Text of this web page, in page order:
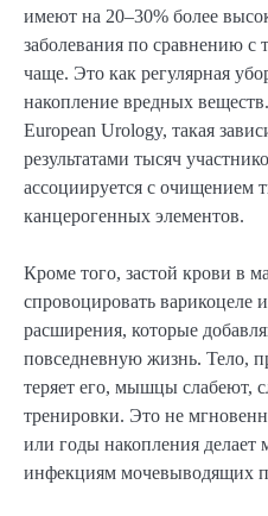
имеют на 20–30% более
заболевания по сравнению с
чаще. Это как регулярная
накопление вредных
European Urology, такая
результатами тысяч
ассоциируется с очищением
канцерогенных элементов.
Кроме того, застой крови в
спровоцировать
расширения, которые
повседневную жизнь. Тело,
теряет его, мышцы слабеют,
тренировки. Это не
или годы накопления
инфекциям мочевыводящих